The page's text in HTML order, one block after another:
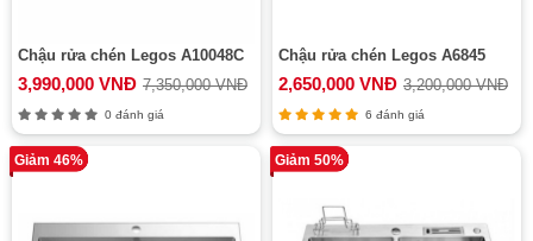
Chậu rửa chén Legos A10048C
3,990,000 VNĐ 7,350,000 VNĐ
0 đánh giá
Chậu rửa chén Legos A6845
2,650,000 VNĐ 3,200,000 VNĐ
6 đánh giá
Giảm 46% Giảm 50%